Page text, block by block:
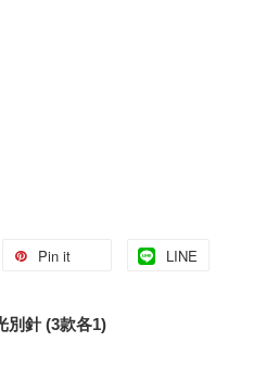
Pin it LINE
別針 (3款各1)